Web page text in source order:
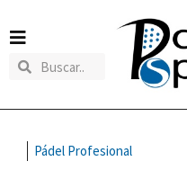
Pádel Profesional